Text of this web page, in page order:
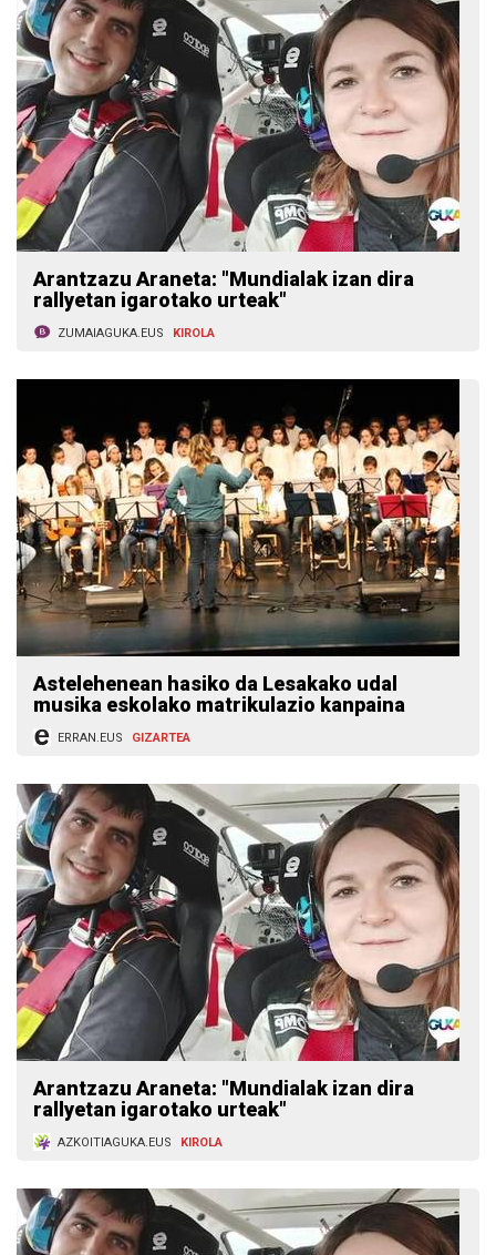
Arantzazu Araneta: "Mundialak izan dira
rallyetan igarotako urteak"
ZUMAIAGUKA.EUS KIROLA
Astelehenean hasiko da Lesakako udal
musika eskolako matrikulazio kanpaina
ERRAN.EUS GIZARTEA
Arantzazu Araneta: "Mundialak izan dira
rallyetan igarotako urteak"
AZKOITIAGUKA.EUS KIROLA